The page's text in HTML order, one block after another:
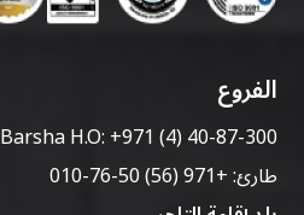
الفروع
Barsha H.O:+971 (4) 40-87-300
طارئ:+971 (56) 50-76-010